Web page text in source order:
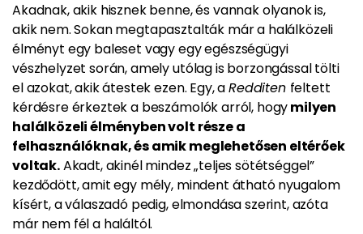
Akadnak, akik hisznek benne, és vannak olyanok is,
akik nem. Sokan megtapasztalták már a halálközeli
élményt egy baleset vagy egy egészségügyi
vészhelyzet során, amely utólag is borzongással tölti
el azokat, akik átestek ezen. Egy, aRedditen feltett
kérdésre érkeztek a beszámolók arról, hogymilyen
halálközeli élményben volt része a
felhasználóknak, és amik meglehetősen eltérőek
voltak.Akadt, akinél mindez „teljes sötétséggel”
kezdődött, amit egy mély, mindent átható nyugalom
kísért, a válaszadó pedig, elmondása szerint, azóta
már nem fél a haláltól.